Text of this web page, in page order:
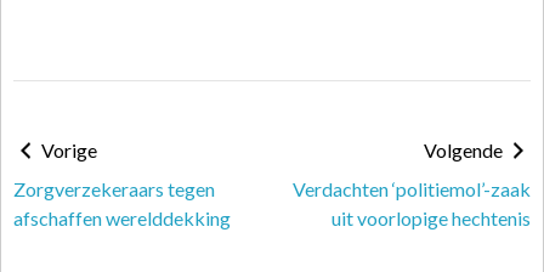
Vorige
Zorgverzekeraars tegen
afschaffen werelddekking
Volgende
Verdachten ‘politiemol’-zaak
uit voorlopige hechtenis